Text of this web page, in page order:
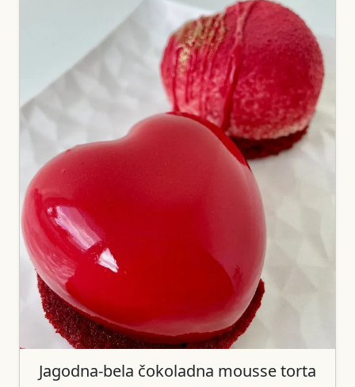
Jagodna-bela čokoladna mousse torta